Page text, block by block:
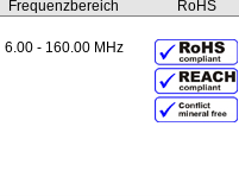
Frequenzbereich RoHS
6.00 - 160.00 MHz